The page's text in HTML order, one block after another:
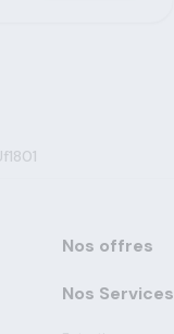
Nos offres
Nos Services